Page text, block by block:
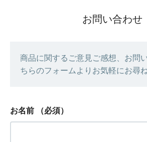
お問い合わせ
商品に関するご意見ご感想、お問
ちらのフォームよりお気軽にお尋
お名前 （必須）